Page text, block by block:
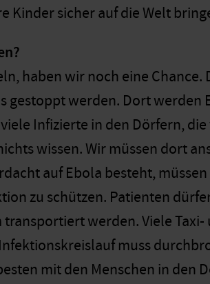
Kinder sicher auf die Welt
haben wir noch eine
gestoppt werden. Dort werden
Infizierte in den Dörfern,
wissen. Wir müssen dort
auf Ebola besteht,
zu schützen. Patienten
werden. Viele
muss
mit den Menschen in den